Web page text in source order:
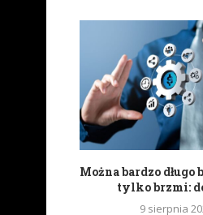
Można bardzo długo
tylko brzmi:
9 sierpnia